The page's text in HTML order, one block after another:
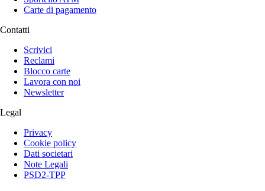
Carte di pagamento
Contatti
Scrivici
Reclami
Blocco carte
Lavora con noi
Newsletter
Legal
Privacy
Cookie policy
Dati societari
Note Legali
PSD2-TPP